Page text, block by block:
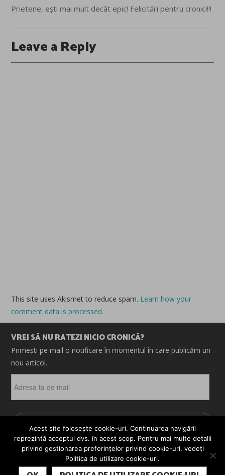
Prietene, ești mai mult decât epic! Felicitări pentru cronici!!!
Leave a Reply
This site uses Akismet to reduce spam. Learn how your
comment data is processed.
VREI SĂ NU RATEZI NICIO CRONICĂ?
Primești pe mail o notificare în momentul în care publicăm un
nou articol.
ta
de
ABONEAZĂ-TE
© 2026 CRONICI. SATIRE. ȘARJE. TOATE DREPTURILE
SUBSCRIBE
Acest site folosește cookie-uri. Continuarea navigării
reprezintă acceptul dvs. în acest scop. Pentru mai multe detalii
privind gestionarea preferințelor privind cookie-uri, vedeți
Politica de utilizare cookie-uri.